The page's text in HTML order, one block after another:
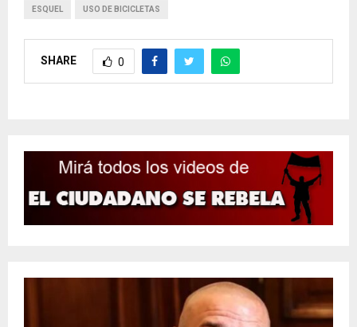
ESQUEL USO DE BICICLETAS
SHARE 0